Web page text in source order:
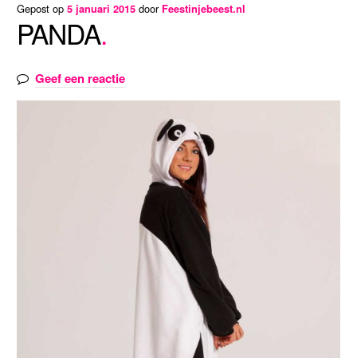
Gepost op 5 januari 2015door Feestinjebeest.nl
PANDA
Geef een reactie